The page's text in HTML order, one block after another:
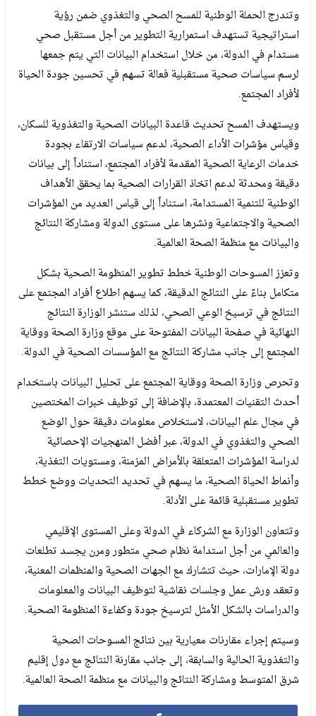
وتندرج الحملة الوطنية للمسح الصحي والتغذوي ضمن رؤية
استراتيجية تستهدف استمرارية التطوير من أجل مستقبل صحي
مستدام في الدولة، من خلال استخدام البيانات التي يتم جمعها
لرسم سياسات صحية مستقبلية فعالة تسهم في تحسين جودة الحياة
لأفراد المجتمع.
ويستهدف المسح تحديث قاعدة البيانات الصحية والتغذوية للسكان،
وقياس مؤشرات الأداء الصحية، لدعم سياسات الارتقاء بجودة
خدمات الرعاية الصحية المقدمة لأفراد المجتمع، استناداً إلى بيانات
دقيقة ومحدثة لدعم اتخاذ القرارات الصحية بما يحقق الأهداف
الوطنية للتنمية المستدامة، استناداً إلى قياس العديد من المؤشرات
الصحية والاجتماعية ونشرها على مستوى الدولة ومشاركة النتائج
والبيانات مع منظمة الصحة العالمية.
وتعزز المسوحات الوطنية خطط تطوير المنظومة الصحية بشكل
متكامل بناءً على النتائج الدقيقة، كما يسهم اطلاع أفراد المجتمع على
النتائج في ترسيخ الوعي الصحي، لذلك ستنشر الوزارة النتائج
النهائية في صفحة البيانات المفتوحة على موقع وزارة الصحة ووقاية
المجتمع إلى جانب مشاركة النتائج مع المؤسسات الصحية في الدولة.
وتحرص وزارة الصحة ووقاية المجتمع على تحليل البيانات باستخدام
أحدث التقنيات المعتمدة، بالإضافة إلى توظيف خبرات المختصين
في مجال علم البيانات، لاستخلاص معلومات دقيقة حول الوضع
الصحي والتغذوي في الدولة، عبر أفضل المنهجيات الإحصائية
لدراسة المؤشرات المتعلقة بالأمراض المزمنة، ومستويات التغذية،
وأنماط الحياة الصحية، ما يسهم في تحديد التحديات ووضع خطط
تطوير مستقبلية قائمة على الأدلة.
وتتعاون الوزارة مع الشركاء في الدولة وعلى المستوى الإقليمي
والعالمي من أجل استدامة نظام صحي متطور ومرن يجسد تطلعات
دولة الإمارات، حيث تتشارك مع الجهات الصحية والمنظمات المعنية،
وتعقد ورش عمل وجلسات نقاشية لتوظيف البيانات والمعلومات
والدراسات بالشكل الأمثل لترسيخ جودة وكفاءة المنظومة الصحية.
وسيتم إجراء مقارنات معيارية بين نتائج المسوحات الصحية
والتغذوية الحالية والسابقة، إلى جانب مقارنة النتائج مع دول إقليم
شرق المتوسط ومشاركة النتائج والبيانات مع منظمة الصحة العالمية.